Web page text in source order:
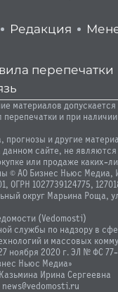
Редакция
перепечатки
материалов допускается
и при
прогнозы и другие
сайте, не
или продаже каких-
© АО Бизнес Ньюс
ОГРН 1027739124775,
округ Марьина Роща,
(Vedomosti)
службы по надзору в
и массовых
ноября 2020 г. ЭЛ № ФС
Ньюс Медиа»
Ирина Сергеевна